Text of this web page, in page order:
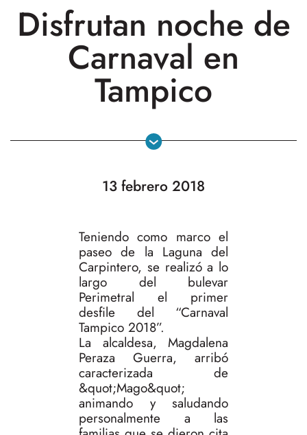
Disfrutan noche de
Carnaval en
Tampico
13 febrero 2018
Teniendo como marco el
paseo de la Laguna del
Carpintero, se realizó a lo
largo del bulevar
Perimetral el primer
desfile del “Carnaval
Tampico 2018”.
La alcaldesa, Magdalena
Peraza Guerra, arribó
caracterizada de
&quot;Mago&quot;
animando y saludando
personalmente a las